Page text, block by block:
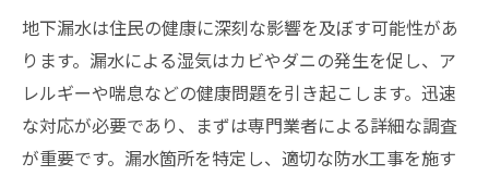
地下漏水は住民の健康に深刻な影響を及ぼす可能性があ
ります。漏水による湿気はカビやダニの発生を促し、ア
レルギーや喘息などの健康問題を引き起こします。迅速
な対応が必要であり、まずは専門業者による詳細な調査
が重要です。漏水箇所を特定し、適切な防水工事を施す